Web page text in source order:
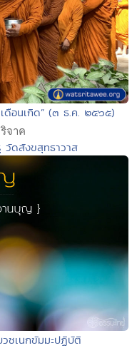
ดือนเกิด” (๓ ธ.ค. ๒๕๖๕)
วัดสังขสุทธาวาส
ชเนกขัมมะปฏิบัติ